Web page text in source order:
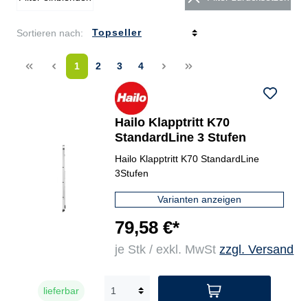
Sortieren nach:
<< < 1 2 3 4 > >>
Hailo Klapptritt K70
StandardLine 3 Stufen
Hailo Klapptritt K70 StandardLine
3Stufen
Varianten anzeigen
79,58 €*
je Stk / exkl. MwStzzgl. Versand
lieferbar